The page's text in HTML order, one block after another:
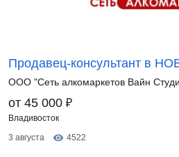
Продавец-консультант в
ООО "Сеть алкомаркетов Вайн
от 45 000 ₽
Владивосток
3 августа
4522